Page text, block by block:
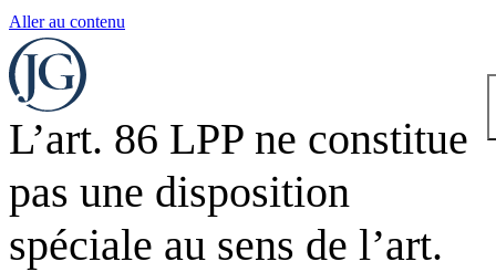
Aller au contenu
L’art. 86 LPP ne constitue
pas une disposition
spéciale au sens de l’art.